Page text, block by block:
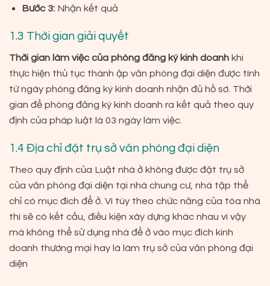
Bước 3: Nhận kết quả
1.3 Thời gian giải quyết
Thời gian làm việc của phòng đăng ký kinh doanh khi
thực hiện thủ tục thành ập văn phòng đại diện được tính
từ ngày phòng đăng ký kinh doanh nhận đủ hồ sơ. Thời
gian để phòng đăng ký kinh doanh ra kết quả theo quy
định của pháp luật là 03 ngày làm việc.
1.4 Địa chỉ đặt trụ sở văn phòng đại diện
Theo quy định của Luật nhà ở không được đặt trụ sở
của văn phòng đại diện tại nhà chung cư, nhà tập thể
chỉ có mục đích để ở. Vì tùy theo chức năng của tòa nhà
thì sẽ có kết cấu, điều kiện xây dựng khác nhau vì vậy
mà không thể sử dụng nhà để ở vào mục đích kinh
doanh thương mại hay là làm trụ sở của văn phòng đại
diện